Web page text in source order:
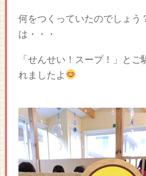
何をつくっていたのでしょう
は・・・
「せんせい！スープ！」とご
れましたよ